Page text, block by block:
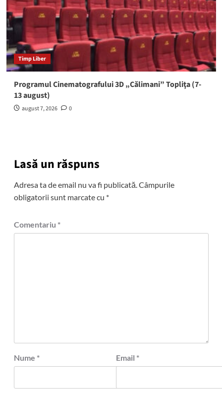
Timp Liber
Programul Cinematografului 3D „Călimani” Topliţa (7-
13 august)
august 7, 2026 0
Lasă un răspuns
Adresa ta de email nu va fi publicată. Câmpurile
obligatorii sunt marcate cu *
Comentariu *
Nume * Email *